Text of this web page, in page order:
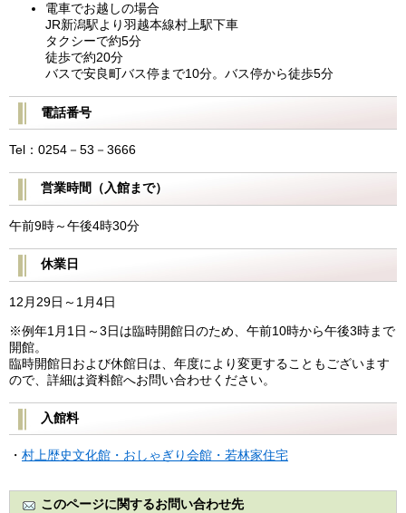
電車でお越しの場合
JR新潟駅より羽越本線村上駅下車
タクシーで約5分
徒歩で約20分
バスで安良町バス停まで10分。バス停から徒歩5分
電話番号
Tel：0254－53－3666
営業時間（入館まで）
午前9時～午後4時30分
休業日
12月29日～1月4日
※例年1月1日～3日は臨時開館日のため、午前10時から午後3時まで
開館。
臨時開館日および休館日は、年度により変更することもございます
ので、詳細は資料館へお問い合わせください。
入館料
・ 村上歴史文化館・おしゃぎり会館・若林家住宅
このページに関するお問い合わせ先